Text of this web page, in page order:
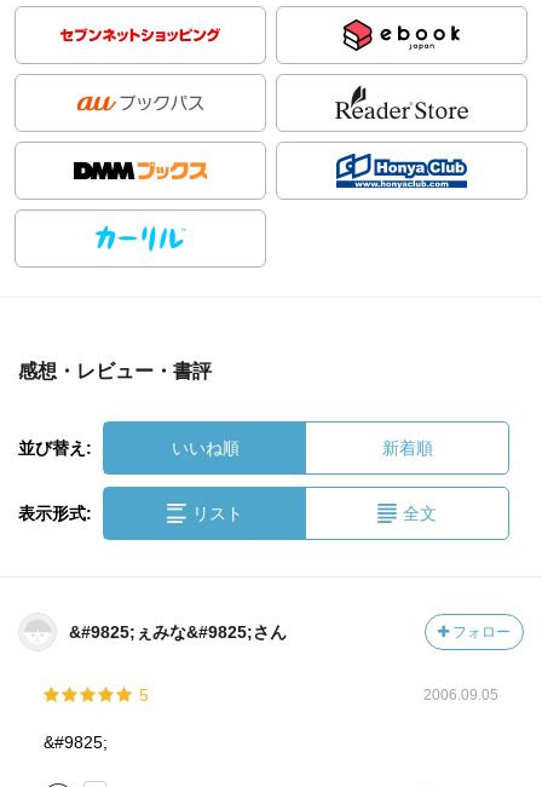
感想・レビュー・書評
並び替え: いいね順 新着順
表示形式: リスト 全文
&#9825;ぇみな&#9825;さん フォロー
5 2006.09.05
&#9825;